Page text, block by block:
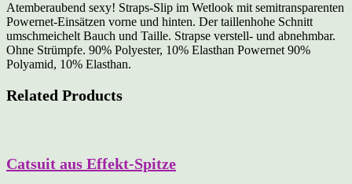
Atemberaubend sexy! Straps-Slip im Wetlook mit semitransparenten
Powernet-Einsätzen vorne und hinten. Der taillenhohe Schnitt
umschmeichelt Bauch und Taille. Strapse verstell- und abnehmbar.
Ohne Strümpfe. 90% Polyester, 10% Elasthan Powernet 90%
Polyamid, 10% Elasthan.
Related Products
Catsuit aus Effekt-Spitze